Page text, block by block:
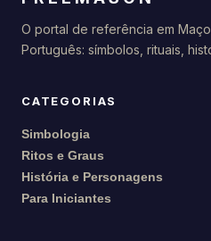
O portal de referência em
Português: símbolos, rituais,
CATEGORIAS
Simbologia
Ritos e Graus
História e Personagens
Para Iniciantes